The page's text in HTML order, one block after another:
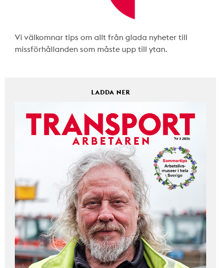
Vi välkomnar tips om allt från glada nyheter till
missförhållanden som måste upp till ytan.
LADDA NER